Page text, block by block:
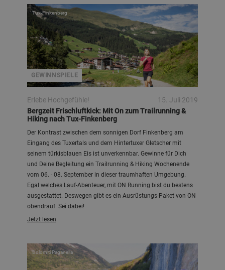
GEWINNSPIELE
Tux-Finkenberg
Erlebe Hochgefühle!
15. Juli 2019
Bergzeit Frischluftkick: Mit On zum Trailrunning &
Hiking nach Tux-Finkenberg
Der Kontrast zwischen dem sonnigen Dorf Finkenberg am
Eingang des Tuxertals und dem Hintertuxer Gletscher mit
seinem türkisblauen Eis ist unverkennbar. Gewinne für Dich
und Deine Begleitung ein Trailrunning & Hiking Wochenende
vom 06. - 08. September in dieser traumhaften Umgebung.
Egal welches Lauf-Abenteuer, mit ON Running bist du bestens
ausgestattet. Deswegen gibt es ein Ausrüstungs-Paket von ON
obendrauf. Sei dabei!
Jetzt lesen
Dolomiti Paganella